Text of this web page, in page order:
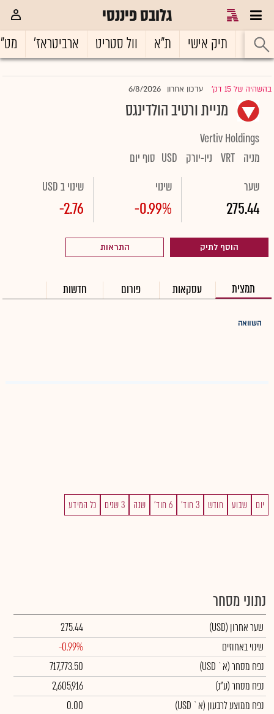
גלובס פיננסי
ראשי תיק אישי ת"א וול סטריט ארביטראז'
בהשהיה של 15 דק' |עדכון אחרון 6/8/2026
מניית ורטיב הולדינגס
Vertiv Holdings
מניה VRT ניו-יורק USD סוף יום
שער
275.44
שינוי
-0.99%
שינוי ב USD
-2.76
הוסף לתיק התראות
תמצית עסקאות פורום חדשות
השוואה
יום שבוע חודש 3 חוד' 6 חוד' שנה 3 שנים כל המידע
נתוני מסחר
שער אחרון (USD)
275.44
שינוי באחוזים
-0.99%
נפח מסחר(א` USD)
717,773.50
נפח מסחר(ע"נ)
2,605,916
נפח ממוצע לרבעון (א` USD)
0.00